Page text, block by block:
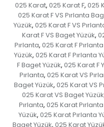
025 Karat, 025 Karat F, 025
025 Karat F VS Pırlanta
Yüzük, 025 Karat F VS
Karat F VS Baget Yüzük,
Pırlanta, 025 Karat F
Yüzük, 025 Karat F Pırlanta
F Baget Yüzük, 025 Karat F
Pırlanta, 025 Karat VS
Baget Yüzük, 025 Karat VS
025 Karat VS Baget Yüzük
Pırlanta, 025 Karat
Yüzük, 025 Karat Pırlanta
Baget Yüzük, 025 Karat